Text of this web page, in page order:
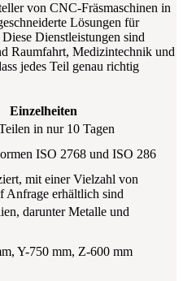
von CNC-Fräsmaschinen in
Lösungen für
Dienstleistungen sind
Raumfahrt, Medizintechnik und
jedes Teil genau richtig
Einzelheiten
in nur 10 Tagen
ISO 2768 und ISO 286
mit einer Vielzahl von
Anfrage erhältlich sind
darunter Metalle und
Y-750 mm, Z-600 mm